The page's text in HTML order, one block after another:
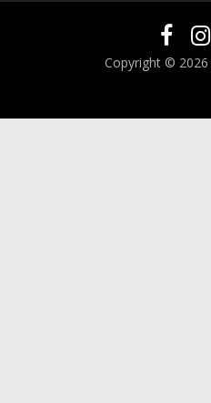
Copyright © 2026